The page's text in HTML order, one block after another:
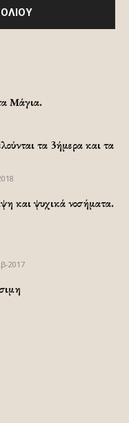
Μάγια.
τα 3ήμερα και τα
και ψυχικά νοσήματα.
2017